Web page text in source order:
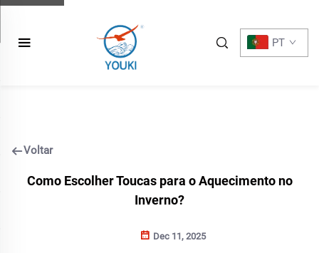
PT
Voltar
Como Escolher Toucas para o Aquecimento no
Inverno?
Dec 11, 2025